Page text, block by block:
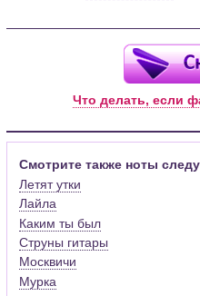
Что делать, если
Смотрите также ноты
Летят утки
Лайла
Каким ты был
Струны гитары
Москвичи
Мурка